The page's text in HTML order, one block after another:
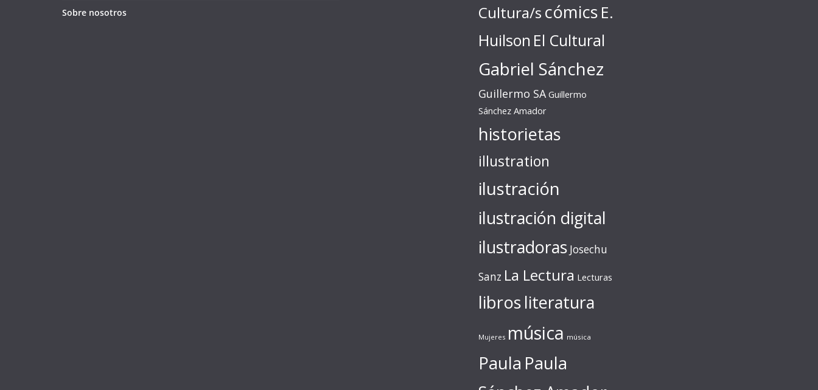
Sobre nosotros Cultura/s cómics E.
Huilson El Cultural
Gabriel Sánchez
Guillermo SA Guillermo
Sánchez Amador
historietas
illustration
ilustración
ilustración digital
ilustradoras Josechu
Sanz La Lectura Lecturas
librosliteratura
Mujeres música música
Paula Paula